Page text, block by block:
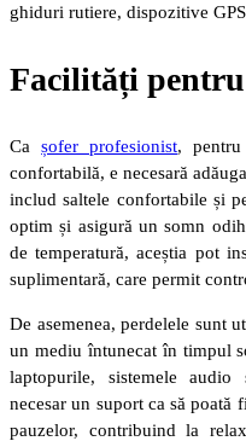
ghiduri rutiere, dispozitive
Facilități
Cașofer profesionist,
confortabilă, e necesară
includ saltele confortabile și
optim și asigură un somn
de temperatură, aceștia pot
suplimentară, care permit
De asemenea, perdelele sunt
un mediu întunecat în timpul
laptopurile, sistemele audio
necesar un suport ca să
pauzelor, contribuind la